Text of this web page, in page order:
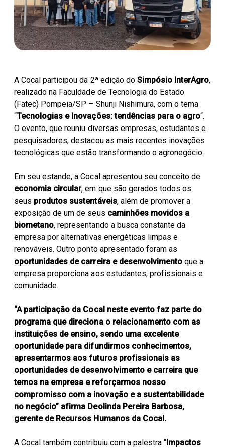
Parceiros Cocal
Unidades
Levedura Seca
A Cocal participou da 2ª edição do Simpósio InterAgro,
realizado na Faculdade de Tecnologia do Estado
(Fatec) Pompeia/SP – Shunji Nishimura, com o tema
“Tecnologias e Inovações: tendências para o agro“.
O evento, que reuniu diversas empresas, estudantes e
pesquisadores, destacou as mais recentes inovações
tecnológicas que estão transformando o agronegócio.
Em seu estande, a Cocal apresentou seu conceito de
economia circular, em que são gerados todos os
seus produtos sustentáveis, além de promover a
exposição de um de seus caminhões movidos a
biometano, representando a busca constante da
empresa por alternativas energéticas limpas e
renováveis. Outro ponto apresentado foram as
oportunidades de carreira e desenvolvimentoque a
empresa proporciona aos estudantes, profissionais e
comunidade.
“A participação da Cocal neste evento faz parte do
programa que direciona o relacionamento com as
instituições de ensino, sendo uma excelente
oportunidade para difundirmos conhecimentos,
apresentarmos aos futuros profissionais as
oportunidades de desenvolvimento e carreira que
temos na empresa e reforçarmos nosso
compromisso com a inovação e a sustentabilidade
no negócio” afirma Deolinda Pereira Barbosa,
gerente de Recursos Humanos da Cocal.
A Cocal também contribuiu com a palestra “Impactos